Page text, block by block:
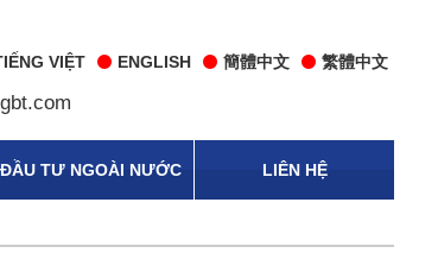
VIỆT ENGLISH 簡體中文 繁體中文
ĐẦU TƯ NGOÀI NƯỚC LIÊN HỆ